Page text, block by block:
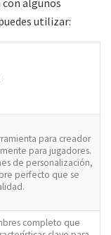
algunos
utilizar:
para creador
para jugadores.
de personalización,
perfecto que se
completo que